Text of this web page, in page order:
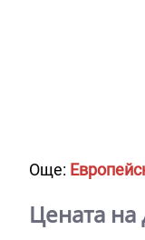
Още:
Цената на